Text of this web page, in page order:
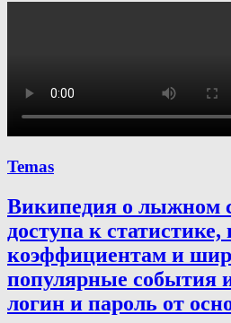
Temas
Википедия о лыжном
доступа к
коэффициентам и
популярные события
логин и пароль от